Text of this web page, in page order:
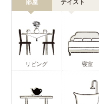
部屋 テイスト
リビング 寝室